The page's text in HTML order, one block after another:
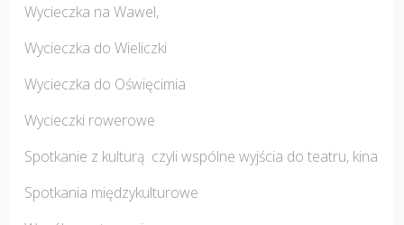
Wycieczka na Wawel,
Wycieczka do Wieliczki
Wycieczka do Oświęcimia
Wycieczki rowerowe
Spotkanie z kulturą czyli wspólne wyjścia do teatru, kina
Spotkania międzykulturowe